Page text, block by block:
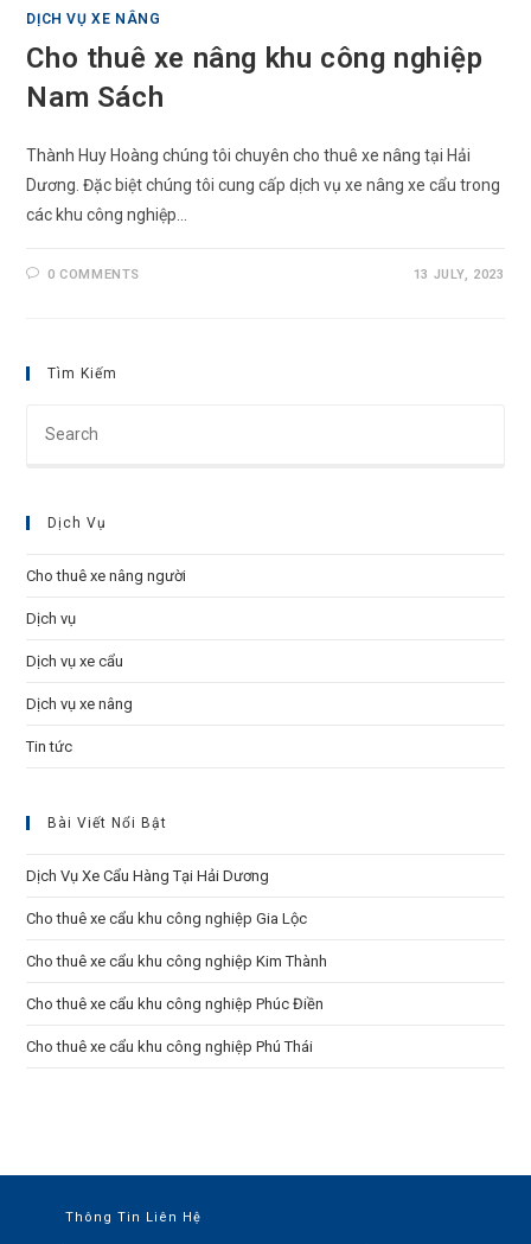
DỊCH VỤ XE NÂNG
Cho thuê xe nâng khu công nghiệp
Nam Sách
Thành Huy Hoàng chúng tôi chuyên cho thuê xe nâng tại Hải
Dương. Đặc biệt chúng tôi cung cấp dịch vụ xe nâng xe cẩu trong
các khu công nghiệp…
0 COMMENTS 13 JULY, 2023
Tìm Kiếm
Dịch Vụ
Cho thuê xe nâng người
Dịch vụ
Dịch vụ xe cẩu
Dịch vụ xe nâng
Tin tức
Bài Viết Nổi Bật
Dịch Vụ Xe Cẩu Hàng Tại Hải Dương
Cho thuê xe cẩu khu công nghiệp Gia Lộc
Cho thuê xe cẩu khu công nghiệp Kim Thành
Cho thuê xe cẩu khu công nghiệp Phúc Điền
Cho thuê xe cẩu khu công nghiệp Phú Thái
Thông Tin Liên Hệ